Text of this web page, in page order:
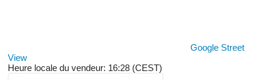
Google Street
View
Heure locale du vendeur: 16:28 (CEST)